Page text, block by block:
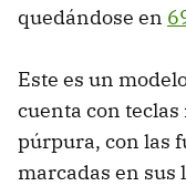
quedándose en
Este es un
cuenta con
púrpura, con las
marcadas en sus